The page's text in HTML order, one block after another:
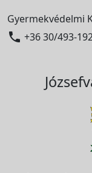
Gyermekvédelmi
 +36 30/493-